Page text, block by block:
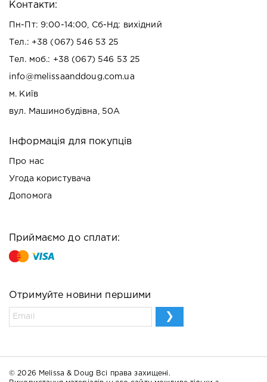
Контакти:
Пн-Пт: 9:00-14:00, Сб-Нд: вихідний
Тел.: +38 (067) 546 53 25
Тел. моб.: +38 (067) 546 53 25
info@melissaanddoug.com.ua
м. Київ
вул. Машинобудівна, 50А
Інформація для покупців
Про нас
Угода користувача
Допомога
Приймаємо до сплати:
Отримуйте новини першими
© 2026 Melissa & Doug Всі права захищені.